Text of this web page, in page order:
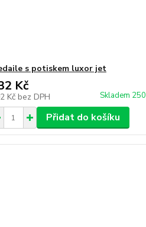
s potiskem luxor jet
Kč
Kč bez DPH Skladem 250
Přidat do košíku